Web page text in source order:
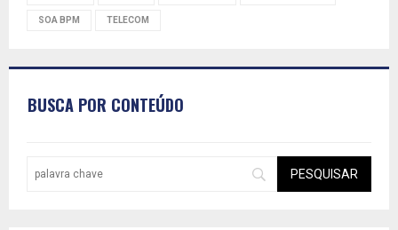
SOA BPM TELECOM
BUSCA POR CONTEÚDO